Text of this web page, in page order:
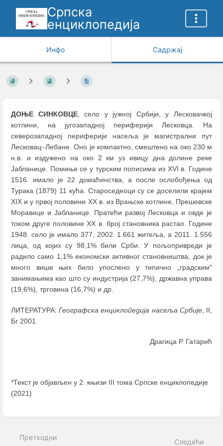
Српска
енциклопедија
Инфо Садржај
ДОЊЕ СИНКОВЦЕ, село у јужној Србији, у Лесковачкој
котлини, на југозападној периферији Лесковца. На
северозападној периферији насеља је магистрални пут
Лесковац–Лебане. Oнo је компактно, смештено на око 230 м
н.в. и издужено на око 2 км уз ивицу дна долине реке
Јабланице. Помиње се у турским пописима из XVI в. Године
1516. имало је 22 домаћинства, а после ослобођења од
Турака (1879) 11 кућа. Староседеоци су се доселили крајем
XIX и у првој половини XX в. из Врањске котлине, Прешевске
Моравице и Јабланице. Пратећи развој Лесковца и овде је
током друге половине XX в. број становника растао. Године
1948. село је имало 377, 2002. 1.661 житеља, а 2011. 1.556
лица, од којих су 98,1% били Срби. У пољопривреди је
радило само 1,1% економски активног становништва, док је
много више њих било упослено у типично „градским"
занимањима као што су индустрија (27,7%), државна управа
(19,6%), трговина (16,7%) и др.
ЛИТЕРАТУРА:Географска енциклопедија насеља Србије, II,
Бг 2001.
Драгица Р. Гатарић
*Текст је објављен у 2. књизи III тома Српске енциклопедије
(2021)
mode
Претходни
Следећи